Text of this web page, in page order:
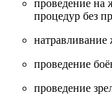
проведение на
процедур без
проведение
проведение